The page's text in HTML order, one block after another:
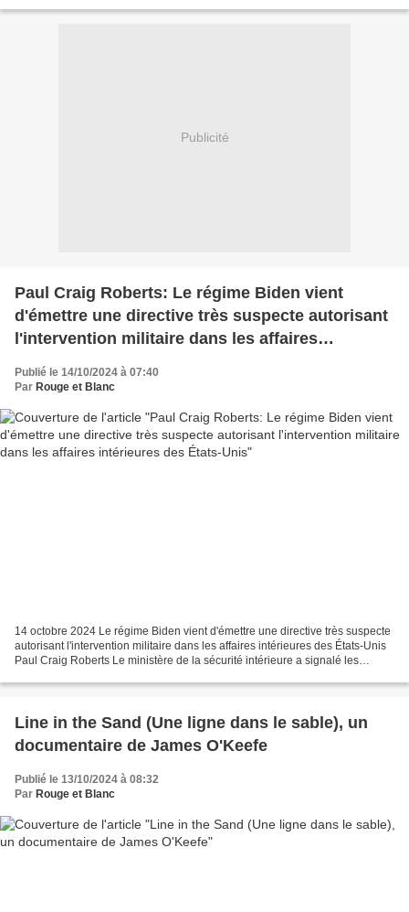
Publicité
Paul Craig Roberts: Le régime Biden vient
d'émettre une directive très suspecte autorisant
l'intervention militaire dans les affaires
Publié le 14/10/2024 à 07:40
Par Rouge et Blanc
14 octobre 2024 Le régime Biden vient d'émettre une directive très suspecte
autorisant l'intervention militaire dans les affaires intérieures des États-Unis
Paul Craig Roberts Le ministère de la sécurité intérieure a signalé les
Line in the Sand (Une ligne dans le sable), un
documentaire de James O'Keefe
Publié le 13/10/2024 à 08:32
Par Rouge et Blanc